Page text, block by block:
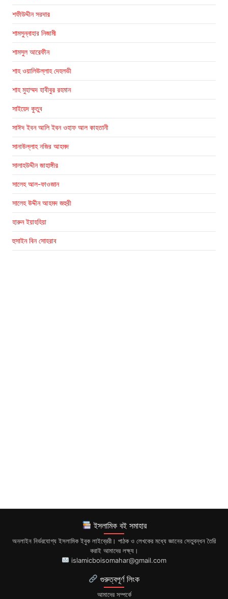
শফীউদ্দীন সরদার
শামসুন্নাহার নিজামী
শামসুল আরেফীন
শাহ ওয়ালিউল্লাহ দেহলভী
শাহ মুহাম্মদ হাবীবুর রহমান
সাইয়েদ কুতুব
সাঈদ ইবন আলি ইবন ওহাফ আল কাহতানী
সানাউল্লাহ নজির আহমদ
সালাহউদ্দীন জাহাঙ্গীর
সালেহ আল-ফাওজান
সালেহ উদ্দীন আহমদ জহুরী
হারুন ইয়াহহিয়া
হুসাইন বিন সোহরাব
ইসলামিক বই সমাহার
অনলাইন নির্ভরযোগ্য ইসলামিক ইবুক লাইব্রেরী। পাঠক ও লেখকের মধ্যে জ্ঞানের সেতুবন্ধন তৈরি
করাই আমাদের লক্ষ্য।
islamicboisomahar@gmail.com
গুরুত্বপূর্ণ লিংক
আমাদের সম্পর্কে